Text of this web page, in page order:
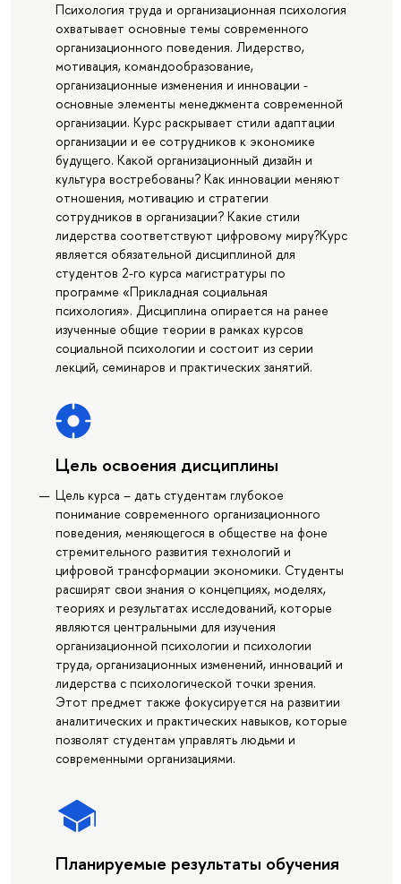
Психология труда и организационная психология
охватывает основные темы современного
организационного поведения. Лидерство,
мотивация, командообразование,
организационные изменения и инновации -
основные элементы менеджмента современной
организации. Курс раскрывает стили адаптации
организации и ее сотрудников к экономике
будущего. Какой организационный дизайн и
культура востребованы? Как инновации меняют
отношения, мотивацию и стратегии
сотрудников в организации? Какие стили
лидерства соответствуют цифровому миру?Курс
является обязательной дисциплиной для
студентов 2-го курса магистратуры по
программе «Прикладная социальная
психология». Дисциплина опирается на ранее
изученные общие теории в рамках курсов
социальной психологии и состоит из серии
лекций, семинаров и практических занятий.
Цель освоения дисциплины
Цель курса – дать студентам глубокое
понимание современного организационного
поведения, меняющегося в обществе на фоне
стремительного развития технологий и
цифровой трансформации экономики. Студенты
расширят свои знания о концепциях, моделях,
теориях и результатах исследований, которые
являются центральными для изучения
организационной психологии и психологии
труда, организационных изменений, инноваций и
лидерства с психологической точки зрения.
Этот предмет также фокусируется на развитии
аналитических и практических навыков, которые
позволят студентам управлять людьми и
современными организациями.
Планируемые результаты обучения